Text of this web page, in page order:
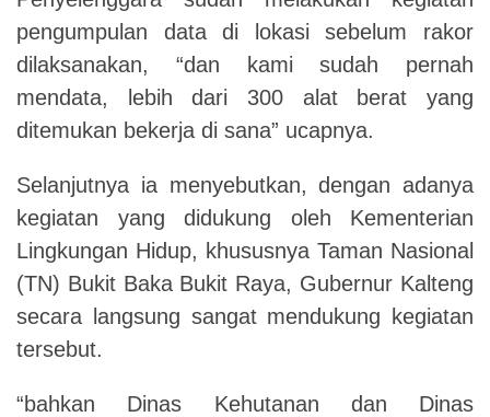
pengumpulan data di lokasi sebelum rakor
dilaksanakan, “dan kami sudah pernah
mendata, lebih dari 300 alat berat yang
ditemukan bekerja di sana” ucapnya.
Selanjutnya ia menyebutkan, dengan adanya
kegiatan yang didukung oleh Kementerian
Lingkungan Hidup, khususnya Taman Nasional
(TN) Bukit Baka Bukit Raya, Gubernur Kalteng
secara langsung sangat mendukung kegiatan
tersebut.
“bahkan Dinas Kehutanan dan Dinas